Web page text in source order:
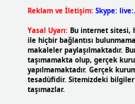
Reklam ve İletişim: Skype:
Yasal Uyarı: Bu internet sitesi,
ile hiçbir bağlantısı
makaleler paylaşılmaktadır.
taşımamakta olup, gerçek
yapılmamaktadır. Gerçek
tesadüfidir. Sitemizdeki
taşımazlar.